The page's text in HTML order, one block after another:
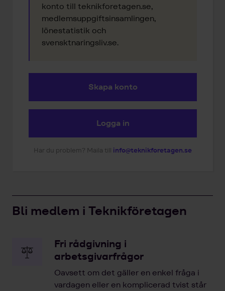
konto till teknikforetagen.se,
medlemsuppgiftsinsamlingen,
lönestatistik och
svensktnaringsliv.se.
Skapa konto
Logga in
Har du problem? Maila till info@teknikforetagen.se
Bli medlem i Teknikföretagen
Fri rådgivning i
arbetsgivarfrågor
Oavsett om det gäller en enkel fråga i
vardagen eller en komplicerad tvist står